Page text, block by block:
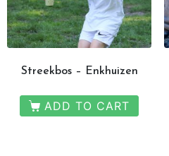
Streekbos – Enkhuizen
ADD TO CART